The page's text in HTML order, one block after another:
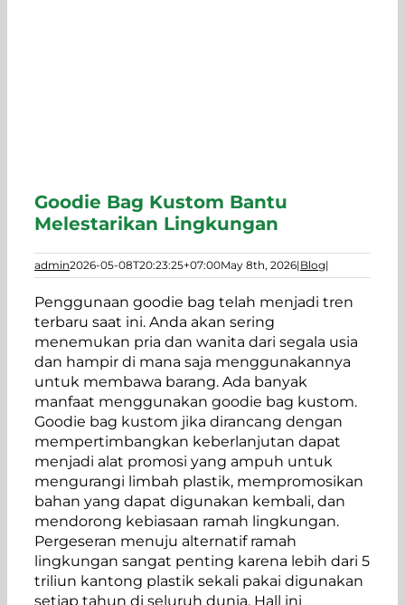
Goodie Bag Kustom Bantu
Melestarikan Lingkungan
admin2026-05-08T20:23:25+07:00May 8th, 2026|Blog|
Penggunaan goodie bag telah menjadi tren
terbaru saat ini. Anda akan sering
menemukan pria dan wanita dari segala usia
dan hampir di mana saja menggunakannya
untuk membawa barang. Ada banyak
manfaat menggunakan goodie bag kustom.
Goodie bag kustom jika dirancang dengan
mempertimbangkan keberlanjutan dapat
menjadi alat promosi yang ampuh untuk
mengurangi limbah plastik, mempromosikan
bahan yang dapat digunakan kembali, dan
mendorong kebiasaan ramah lingkungan.
Pergeseran menuju alternatif ramah
lingkungan sangat penting karena lebih dari 5
triliun kantong plastik sekali pakai digunakan
setiap tahun di seluruh dunia. Hall ini